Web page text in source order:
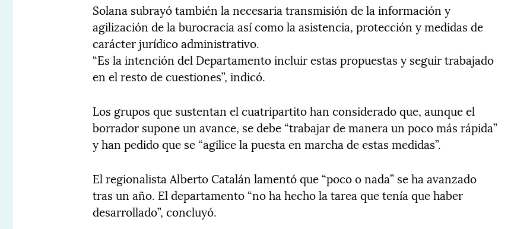
Solana subrayó también la necesaria transmisión de la información y
agilización de la burocracia así como la asistencia, protección y medidas de
carácter jurídico administrativo.
“Es la intención del Departamento incluir estas propuestas y seguir trabajado
en el resto de cuestiones”, indicó.
Los grupos que sustentan el cuatripartito han considerado que, aunque el
borrador supone un avance, se debe “trabajar de manera un poco más rápida”
y han pedido que se “agilice la puesta en marcha de estas medidas”.
El regionalista Alberto Catalán lamentó que “poco o nada” se ha avanzado
tras un año. El departamento “no ha hecho la tarea que tenía que haber
desarrollado”, concluyó.